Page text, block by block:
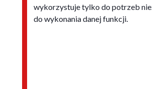
wykorzystuje tylko do potrzeb
do wykonania danej funkcji.